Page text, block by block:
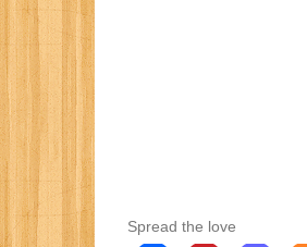
Spread the love